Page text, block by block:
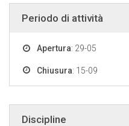
Periodo di attività
Apertura: 29-05
Chiusura: 15-09
Discipline